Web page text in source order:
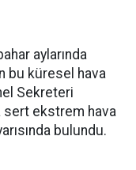
aylarında
bu küresel hava
Sekreteri
sert ekstrem hava
bulundu.